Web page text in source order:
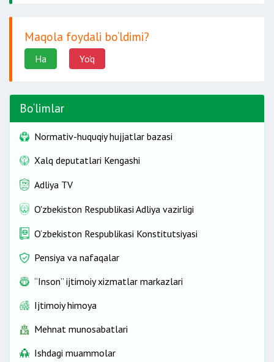
Maqola foydali bo‘ldimi?
Ha Yo'q
Bo‘limlar
Normativ-huquqiy hujjatlar bazasi
Xalq deputatlari Kengashi
Adliya TV
O'zbekiston Respublikasi Adliya vazirligi
O‘zbekiston Respublikasi Konstitutsiyasi
Pensiya va nafaqalar
“Inson” ijtimoiy xizmatlar markazlari
Ijtimoiy himoya
Mehnat munosabatlari
Ishdagi muammolar